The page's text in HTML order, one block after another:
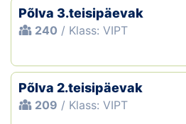
Põlva 3.teisipäevak
240 / Klass: VIPT
Põlva 2.teisipäevak
209 / Klass: VIPT